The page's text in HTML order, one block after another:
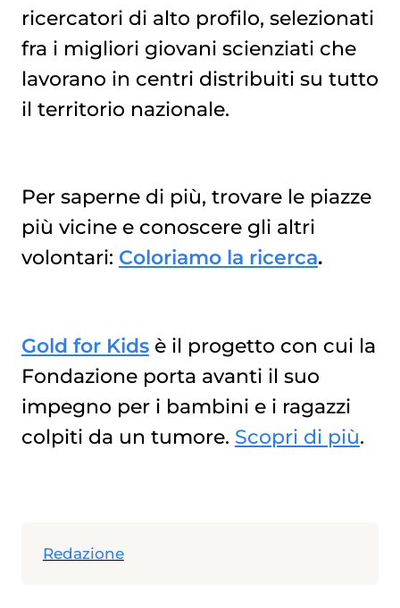
ricercatori di alto profilo, selezionati
fra i migliori giovani scienziati che
lavorano in centri distribuiti su tutto
il territorio nazionale.
Per saperne di più, trovare le piazze
più vicine e conoscere gli altri
volontari: Coloriamo la ricerca.
Gold for Kidsè il progetto con cui la
Fondazione porta avanti il suo
impegno per i bambini e i ragazzi
colpiti da un tumore. Scopri di più.
Redazione